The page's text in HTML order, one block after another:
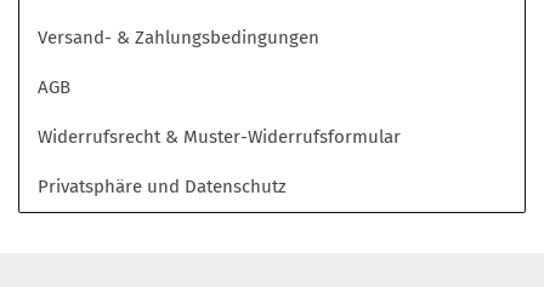
Versand- & Zahlungsbedingungen
AGB
Widerrufsrecht & Muster-Widerrufsformular
Privatsphäre und Datenschutz